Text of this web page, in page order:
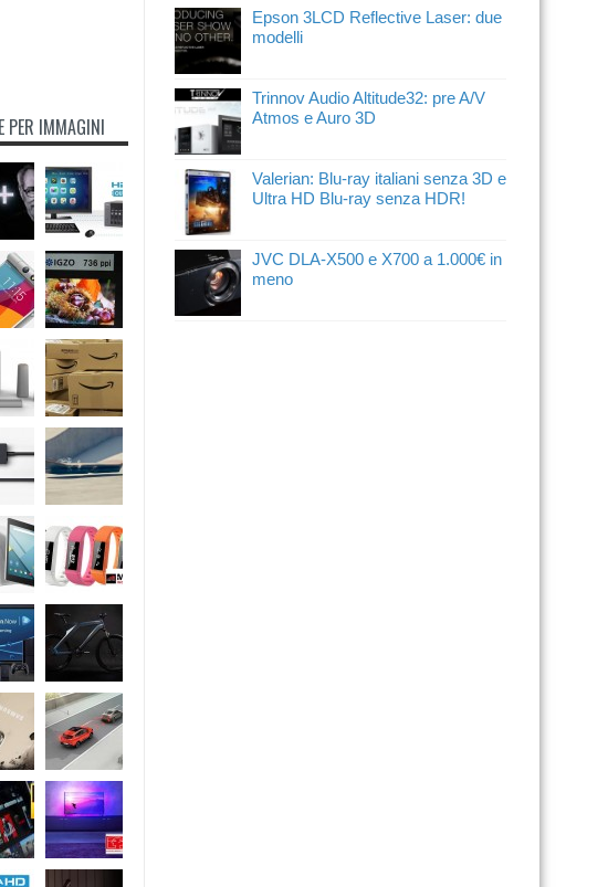
PER IMMAGINI
Epson 3LCD Reflective Laser: due
modelli
Trinnov Audio Altitude32: pre A/V
Atmos e Auro 3D
Valerian: Blu-ray italiani senza 3D e
Ultra HD Blu-ray senza HDR!
JVC DLA-X500 e X700 a 1.000€ in
meno